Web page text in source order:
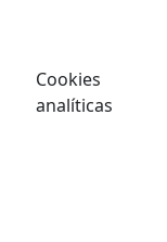
Cookies
analíticas